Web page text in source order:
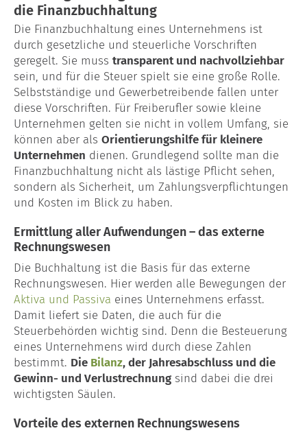
die Finanzbuchhaltung
Die Finanzbuchhaltung eines Unternehmens ist
durch gesetzliche und steuerliche Vorschriften
geregelt. Sie muss transparent und nachvollziehbar
sein, und für die Steuer spielt sie eine große Rolle.
Selbstständige und Gewerbetreibende fallen unter
diese Vorschriften. Für Freiberufler sowie kleine
Unternehmen gelten sie nicht in vollem Umfang, sie
können aber als Orientierungshilfe für kleinere
Unternehmen dienen. Grundlegend sollte man die
Finanzbuchhaltung nicht als lästige Pflicht sehen,
sondern als Sicherheit, um Zahlungsverpflichtungen
und Kosten im Blick zu haben.
Ermittlung aller Aufwendungen – das externe
Rechnungswesen
Die Buchhaltung ist die Basis für das externe
Rechnungswesen. Hier werden alle Bewegungen der
Aktiva und Passiva eines Unternehmens erfasst.
Damit liefert sie Daten, die auch für die
Steuerbehörden wichtig sind. Denn die Besteuerung
eines Unternehmens wird durch diese Zahlen
bestimmt. Die Bilanz, der Jahresabschluss und die
Gewinn- und Verlustrechnung sind dabei die drei
wichtigsten Säulen.
Vorteile des externen Rechnungswesens